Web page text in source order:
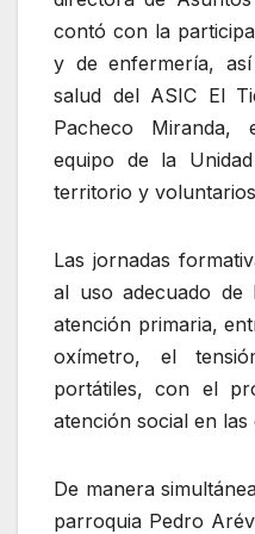
contó con la
y de enfermería,
salud del ASIC El
Pacheco
equipo de la
territorio y
Las jornadas
al uso adecuado de
atención primaria,
oxímetro, el
portátiles, con el
atención social en las
De manera
parroquia Pedro